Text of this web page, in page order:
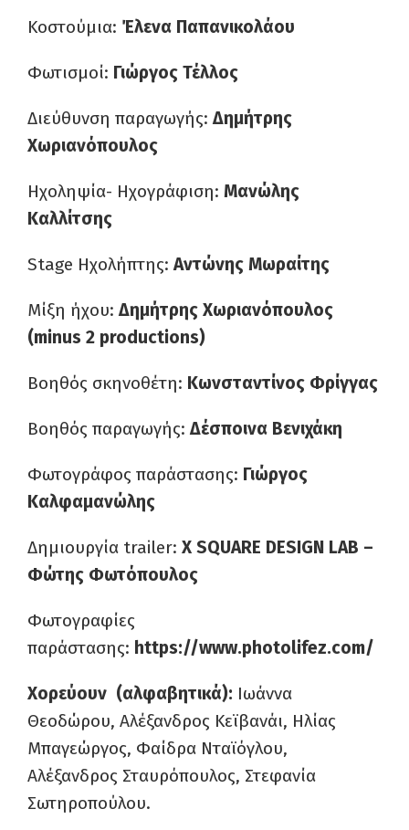
Κοστούμια: Έλενα Παπανικολάου
Φωτισμοί: Γιώργος Τέλλος
Διεύθυνση παραγωγής: Δημήτρης
Χωριανόπουλος
Ηχοληψία- Ηχογράφιση: Μανώλης
Καλλίτσης
Stage Ηχολήπτης: Αντώνης Μωραίτης
Μίξη ήχου: Δημήτρης Χωριανόπουλος
(minus 2 productions)
Βοηθός σκηνοθέτη: Κωνσταντίνος Φρίγγας
Βοηθός παραγωγής: Δέσποινα Βενιχάκη
Φωτογράφος παράστασης: Γιώργος
Καλφαμανώλης
Δημιουργία trailer: X SQUARE DESIGN LAB –
Φώτης Φωτόπουλος
Φωτογραφίες
παράστασης: https://www.photolifez.com/
Χορεύουν (αλφαβητικά): Ιωάννα
Θεοδώρου, Αλέξανδρος Κεϊβανάι, Ηλίας
Μπαγεώργος, Φαίδρα Νταϊόγλου,
Αλέξανδρος Σταυρόπουλος, Στεφανία
Σωτηροπούλου.